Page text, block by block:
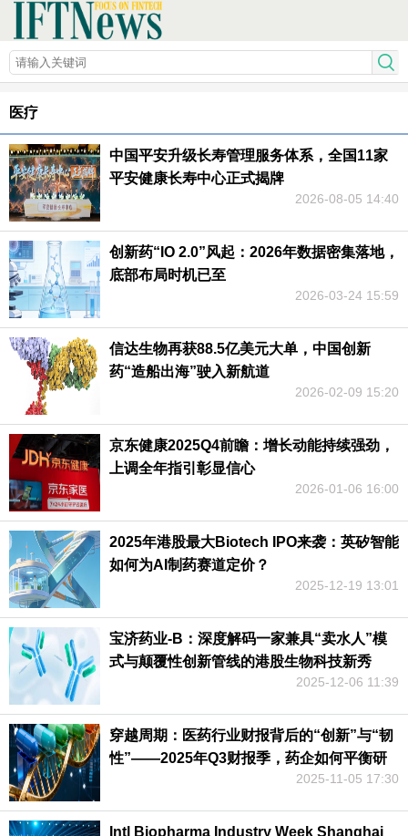
医疗
中国平安升级长寿管理服务体系，全国11家
平安健康长寿中心正式揭牌
2026-08-05 14:40
创新药“IO 2.0”风起：2026年数据密集落地，
底部布局时机已至
2026-03-24 15:59
信达生物再获88.5亿美元大单，中国创新
药“造船出海”驶入新航道
2026-02-09 15:20
京东健康2025Q4前瞻：增长动能持续强劲，
上调全年指引彰显信心
2026-01-06 16:00
2025年港股最大Biotech IPO来袭：英矽智能
如何为AI制药赛道定价？
2025-12-19 13:01
宝济药业-B：深度解码一家兼具“卖水人”模
式与颠覆性创新管线的港股生物科技新秀
2025-12-06 11:39
穿越周期：医药行业财报背后的“创新”与“韧
性”——2025年Q3财报季，药企如何平衡研
2025-11-05 17:30
Intl Biopharma Industry Week Shanghai